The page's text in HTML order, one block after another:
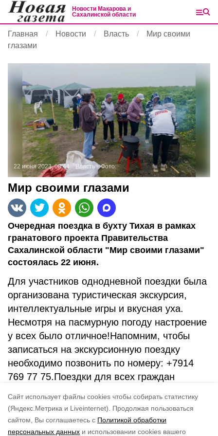
Cайт использует файлы cookies чтобы собирать статистику
(Яндекс.Метрика и Liveinternet).
Продолжая пользоваться
сайтом, Вы соглашаетесь с Политикой обработки
персональных данных и использовании cookies вашего
Новости Макарова и
Сахалинской области
Главная Новости Власть
Мир своими
глазами
22 июня 2023, 08:44 Власть Фото:
Мир своими глазами
Очередная поездка в бухту Тихая в рамках
гранатового проекта Правительства
Сахалинской области "Мир своими глазами"
состоялась 22 июня.
Для участников однодневной поездки была
организована туристическая экскурсия,
интеллектуальные игры и вкусная уха.
Несмотря на пасмурную погоду настроение
у всех было отличное!Напомним, чтобы
записаться на экскурсионную поездку
необходимо позвонить по номеру: +7914
769 77 75.Поездки для всех граждан
А. Петрова.